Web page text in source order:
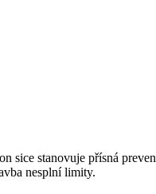
stanovuje přísná
nesplní limity.